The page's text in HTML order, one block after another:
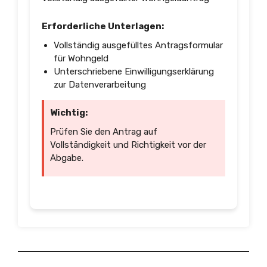
Erforderliche Unterlagen:
Vollständig ausgefülltes Antragsformular
für Wohngeld
Unterschriebene Einwilligungserklärung
zur Datenverarbeitung
Wichtig:
Prüfen Sie den Antrag auf
Vollständigkeit und Richtigkeit vor der
Abgabe.